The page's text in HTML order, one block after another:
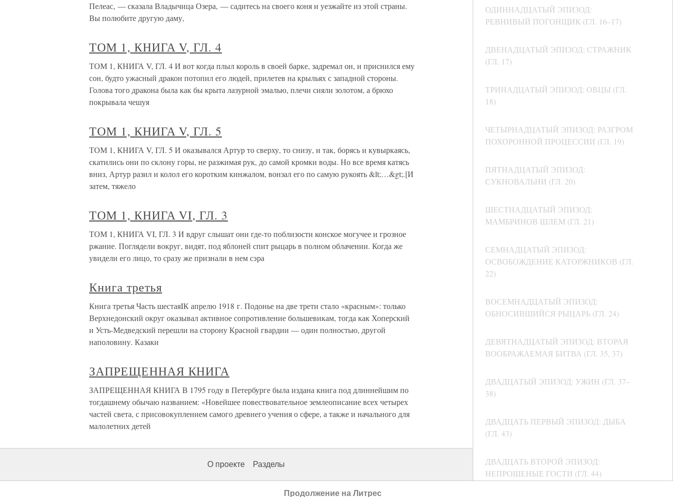
ОДИННАДЦАТЫЙ ЭПИЗОД:
РЕВНИВЫЙ ПОГОНЩИК (ГЛ. 16–17)
ДВЕНАДЦАТЫЙ ЭПИЗОД: СТРАЖНИК
(ГЛ. 17)
ТРИНАДЦАТЫЙ ЭПИЗОД: ОВЦЫ (ГЛ.
18)
ЧЕТЫРНАДЦАТЫЙ ЭПИЗОД: РАЗГРОМ
ПОХОРОННОЙ ПРОЦЕССИИ (ГЛ. 19)
ПЯТНАДЦАТЫЙ ЭПИЗОД:
СУКНОВАЛЬНИ (ГЛ. 20)
ШЕСТНАДЦАТЫЙ ЭПИЗОД:
МАМБРИНОВ ШЛЕМ (ГЛ. 21)
СЕМНАДЦАТЫЙ ЭПИЗОД:
ОСВОБОЖДЕНИЕ КАТОРЖНИКОВ (ГЛ.
22)
ВОСЕМНАДЦАТЫЙ ЭПИЗОД:
ОБНОСИВШИЙСЯ РЫЦАРЬ (ГЛ. 24)
ДЕВЯТНАДЦАТЫЙ ЭПИЗОД: ВТОРАЯ
ВООБРАЖАЕМАЯ БИТВА (ГЛ. 35, 37)
ДВАДЦАТЫЙ ЭПИЗОД: УЖИН (ГЛ. 37–
38)
ДВАДЦАТЬ ПЕРВЫЙ ЭПИЗОД: ДЫБА
(ГЛ. 43)
ДВАДЦАТЬ ВТОРОЙ ЭПИЗОД:
НЕПРОШЕНЫЕ ГОСТИ (ГЛ. 44)
Пелеас, — сказала Владычица Озера, — садитесь на своего коня и уезжайте из этой страны.
Вы полюбите другую даму,
ТОМ 1, КНИГА V, ГЛ. 4
ТОМ 1, КНИГА V, ГЛ. 4 И вот когда плыл король в своей барке, задремал он, и приснился ему
сон, будто ужасный дракон потопил его людей, прилетев на крыльях с западной стороны.
Голова того дракона была как бы крыта лазурной эмалью, плечи сияли золотом, а брюхо
покрывала чешуя
ТОМ 1, КНИГА V, ГЛ. 5
ТОМ 1, КНИГА V, ГЛ. 5 И оказывался Артур то сверху, то снизу, и так, борясь и кувыркаясь,
скатились они по склону горы, не разжимая рук, до самой кромки воды. Но все время катясь
вниз, Артур разил и колол его коротким кинжалом, вонзал его по самую рукоять &lt;…&gt;.[И
затем, тяжело
ТОМ 1, КНИГА VI, ГЛ. 3
ТОМ 1, КНИГА VI, ГЛ. 3 И вдруг слышат они где-то поблизости конское могучее и грозное
ржание. Поглядели вокруг, видят, под яблоней спит рыцарь в полном облачении. Когда же
увидели его лицо, то сразу же признали в нем сэра
Книга третья
Книга третья Часть шестаяIК апрелю 1918 г. Подонье на две трети стало «красным»: только
Верхнедонский округ оказывал активное сопротивление большевикам, тогда как Хоперский
и Усть-Медведский перешли на сторону Красной гвардии — один полностью, другой
наполовину. Казаки
ЗАПРЕЩЕННАЯ КНИГА
ЗАПРЕЩЕННАЯ КНИГА В 1795 году в Петербурге была издана книга под длиннейшим по
тогдашнему обычаю названием: «Новейшее повествовательное землеописание всех четырех
частей света, с присовокуплением самого древнего учения о сфере, а также и начального для
малолетних детей
О проекте Разделы
Продолжение на Литрес